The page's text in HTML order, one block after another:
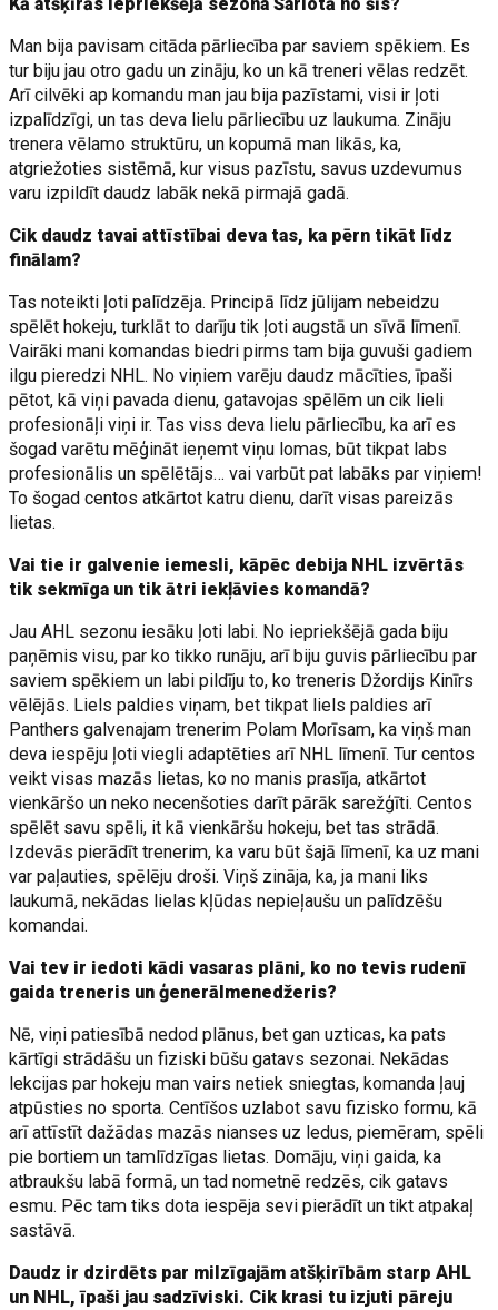
Man bija pavisam citāda pārliecība par saviem spēkiem. Es
tur biju jau otro gadu un zināju, ko un kā treneri vēlas redzēt.
Arī cilvēki ap komandu man jau bija pazīstami, visi ir ļoti
izpalīdzīgi, un tas deva lielu pārliecību uz laukuma. Zināju
trenera vēlamo struktūru, un kopumā man likās, ka,
atgriežoties sistēmā, kur visus pazīstu, savus uzdevumus
varu izpildīt daudz labāk nekā pirmajā gadā.
Cik daudz tavai attīstībai deva tas, ka pērn tikāt līdz
finālam?
Tas noteikti ļoti palīdzēja. Principā līdz jūlijam nebeidzu
spēlēt hokeju, turklāt to darīju tik ļoti augstā un sīvā līmenī.
Vairāki mani komandas biedri pirms tam bija guvuši gadiem
ilgu pieredzi NHL. No viņiem varēju daudz mācīties, īpaši
pētot, kā viņi pavada dienu, gatavojas spēlēm un cik lieli
profesionāļi viņi ir. Tas viss deva lielu pārliecību, ka arī es
šogad varētu mēģināt ieņemt viņu lomas, būt tikpat labs
profesionālis un spēlētājs… vai varbūt pat labāks par viņiem!
To šogad centos atkārtot katru dienu, darīt visas pareizās
lietas.
Vai tie ir galvenie iemesli, kāpēc debija NHL izvērtās
tik sekmīga un tik ātri iekļāvies komandā?
Jau AHL sezonu iesāku ļoti labi. No iepriekšējā gada biju
paņēmis visu, par ko tikko runāju, arī biju guvis pārliecību par
saviem spēkiem un labi pildīju to, ko treneris Džordijs Kinīrs
vēlējās. Liels paldies viņam, bet tikpat liels paldies arī
Panthers galvenajam trenerim Polam Morīsam, ka viņš man
deva iespēju ļoti viegli adaptēties arī NHL līmenī. Tur centos
veikt visas mazās lietas, ko no manis prasīja, atkārtot
vienkāršo un neko necenšoties darīt pārāk sarežģīti. Centos
spēlēt savu spēli, it kā vienkāršu hokeju, bet tas strādā.
Izdevās pierādīt trenerim, ka varu būt šajā līmenī, ka uz mani
var paļauties, spēlēju droši. Viņš zināja, ka, ja mani liks
laukumā, nekādas lielas kļūdas nepieļaušu un palīdzēšu
komandai.
Vai tev ir iedoti kādi vasaras plāni, ko no tevis rudenī
gaida treneris un ģenerālmenedžeris?
Nē, viņi patiesībā nedod plānus, bet gan uzticas, ka pats
kārtīgi strādāšu un fiziski būšu gatavs sezonai. Nekādas
lekcijas par hokeju man vairs netiek sniegtas, komanda ļauj
atpūsties no sporta. Centīšos uzlabot savu fizisko formu, kā
arī attīstīt dažādas mazās nianses uz ledus, piemēram, spēli
pie bortiem un tamlīdzīgas lietas. Domāju, viņi gaida, ka
atbraukšu labā formā, un tad nometnē redzēs, cik gatavs
esmu. Pēc tam tiks dota iespēja sevi pierādīt un tikt atpakaļ
sastāvā.
Daudz ir dzirdēts par milzīgajām atšķirībām starp AHL
un NHL, īpaši jau sadzīviski. Cik krasi tu izjuti pāreju